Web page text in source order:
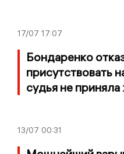
17/07 17:07
Бондаренко
присутствовать
судья не
13/07 00:31